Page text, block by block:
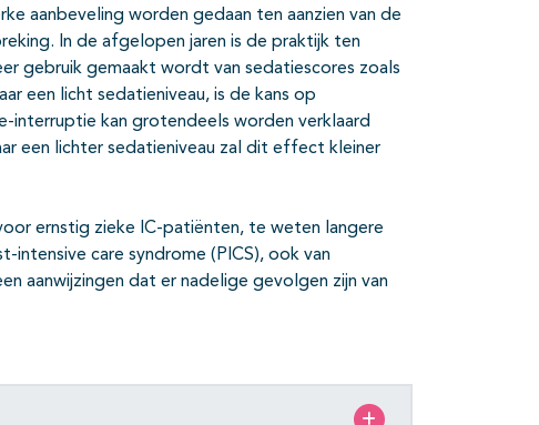
aanbeveling worden gedaan ten aanzien van de
In de afgelopen jaren is de praktijk ten
gebruik gemaakt wordt van sedatiescores zoals
een licht sedatieniveau, is de kans op
kan grotendeels worden verklaard
een lichter sedatieniveau zal dit effect kleiner
ernstig zieke IC-patiënten, te weten langere
care syndrome (PICS), ook van
aanwijzingen dat er nadelige gevolgen zijn van